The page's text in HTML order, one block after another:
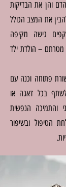
והן את הבדיקות
את המצב הכולל
גישה מקיפה
מטרתם – הולדת ילד
פתוחה וכנה עם
בכל דאגה או
והתמיכה הנפשית
הטיפול ובשיפור